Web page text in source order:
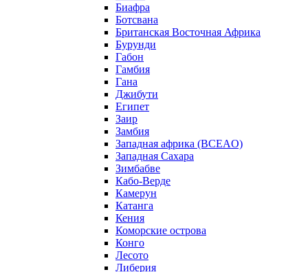
Биафра
Ботсвана
Британская Восточная Африка
Бурунди
Габон
Гамбия
Гана
Джибути
Египет
Заир
Замбия
Западная африка (BCEAO)
Западная Сахара
Зимбабве
Кабо-Верде
Камерун
Катанга
Кения
Коморские острова
Конго
Лесото
Либерия